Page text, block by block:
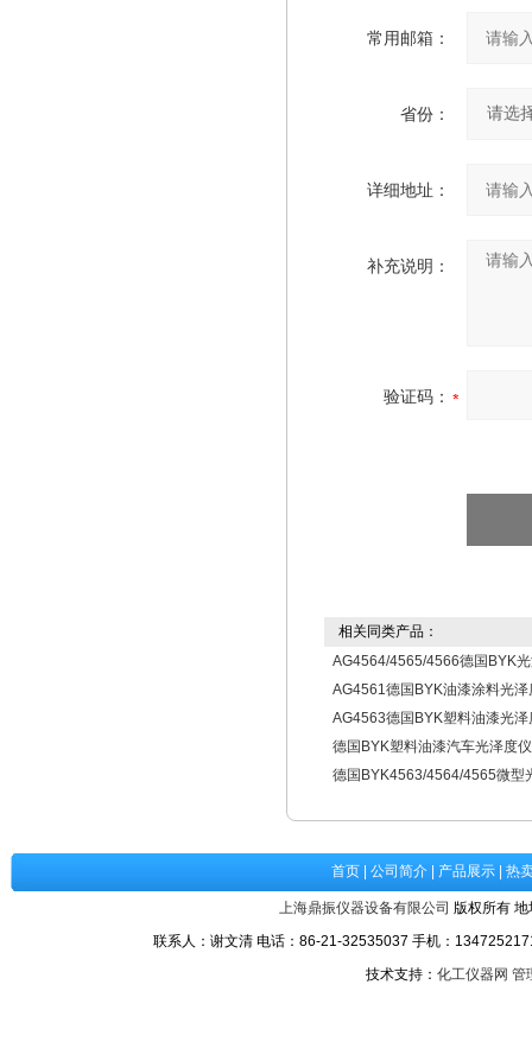
常用邮箱：
省份：
详细地址：
补充说明：
验证码：
相关同类产品：
AG4564/4565/4566德国BYK
AG4561德国BYK油漆涂料光泽
AG4563德国BYK塑料油漆光泽
德国BYK塑料油漆汽车光泽度仪
德国BYK4563/4564/4565微型
首页| 公司简介| 产品展示| 热
上海鼎振仪器设备有限公司 版权所有
联系人：谢文清 电话：86-21-32535037 手机：
技术支持： 化工仪器网 管